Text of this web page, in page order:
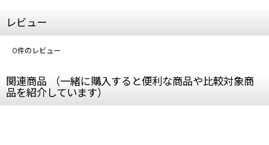
レビュー
0件のレビュー
関連商品 （一緒に購入すると便利な商品や比較対象商
品を紹介しています）